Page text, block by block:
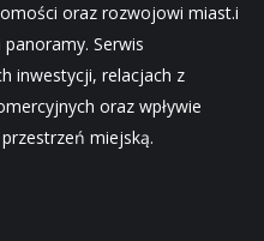
oraz rozwojowi miast.i
Serwis
inwestycji, relacjach z
oraz wpływie
miejską.